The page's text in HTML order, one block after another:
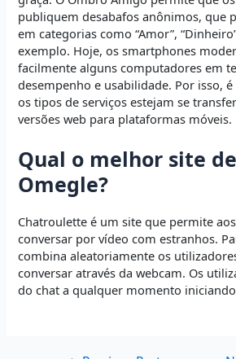
publiquem desabafos anônimos, que
em categorias como “Amor”,
exemplo. Hoje, os smartphones
facilmente alguns computadores em
desempenho e usabilidade. Por isso,
os tipos de serviços estejam se
versões web para plataformas móveis.
Qual o melhor site
Omegle?
Chatroulette é um site que permite
conversar por vídeo com estranhos.
combina aleatoriamente os
conversar através da webcam. Os
do chat a qualquer momento